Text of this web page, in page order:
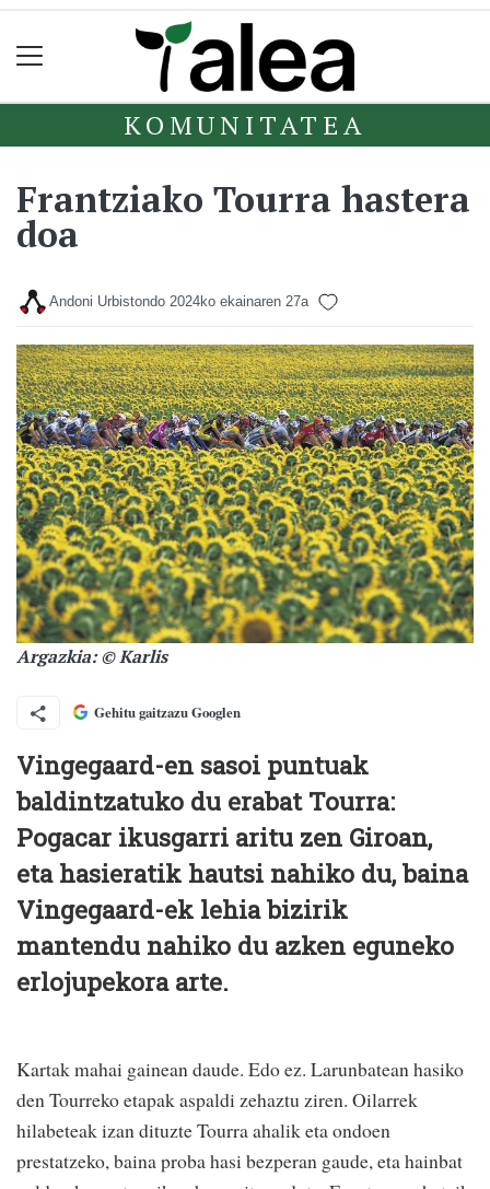
KOMUNITATEA
Frantziako Tourra hastera
doa
Andoni Urbistondo 2024ko ekainaren 27a
Argazkia: © Karlis
Gehitu gaitzazu Googlen
Vingegaard-en sasoi puntuak
baldintzatuko du erabat Tourra:
Pogacar ikusgarri aritu zen Giroan,
eta hasieratik hautsi nahiko du, baina
Vingegaard-ek lehia bizirik
mantendu nahiko du azken eguneko
erlojupekora arte.
Kartak mahai gainean daude. Edo ez. Larunbatean hasiko
den Tourreko etapak aspaldi zehaztu ziren. Oilarrek
hilabeteak izan dituzte Tourra ahalik eta ondoen
prestatzeko, baina proba hasi bezperan gaude, eta hainbat